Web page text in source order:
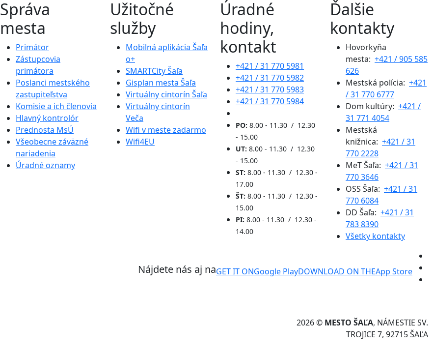
Správa
mesta
Primátor
Zástupcovia
primátora
Poslanci mestského
zastupiteľstva
Komisie a ich členovia
Hlavný kontrolór
Prednosta MsÚ
Všeobecne záväzné
nariadenia
Úradné oznamy
Užitočné
služby
Mobilná aplikácia Šaľa
o+
SMARTCity Šaľa
Gisplan mesta Šaľa
Virtuálny cintorín Šaľa
Virtuálny cintorín
Veča
Wifi v meste zadarmo
Wifi4EU
Úradné
hodiny,
kontakt
+421 / 31 770 5981
+421 / 31 770 5982
+421 / 31 770 5983
+421 / 31 770 5984
PO: 8.00 - 11.30 / 12.30
- 15.00
UT: 8.00 - 11.30 / 12.30
- 15.00
ST: 8.00 - 11.30 / 12.30 -
17.00
ŠT: 8.00 - 11.30 / 12.30 -
15.00
PI: 8.00 - 11.30 / 12.30 -
14.00
Ďalšie
kontakty
Hovorkyňa
mesta: +421 / 905 585
626
Mestská polícia: +421
/ 31 770 6777
Dom kultúry: +421 /
31 771 4054
Mestská
knižnica: +421 / 31
770 2228
MeT Šaľa: +421 / 31
770 3646
OSS Šaľa: +421 / 31
770 6084
DD Šaľa: +421 / 31
783 8390
Všetky kontakty
Nájdete nás aj naGET IT ONGoogle PlayDOWNLOAD ON THEApp Store
2026 © MESTO ŠAĽA, NÁMESTIE SV.
TROJICE 7, 92715 ŠAĽA